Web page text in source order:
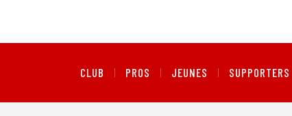
CLUB PROS JEUNES SUPPORTERS